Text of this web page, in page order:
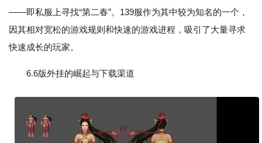
——即私服上寻找“第二春”。139服作为其中较为知名的一个，
因其相对宽松的游戏规则和快速的游戏进程，吸引了大量寻求
快速成长的玩家。
6.6版外挂的崛起与下载渠道